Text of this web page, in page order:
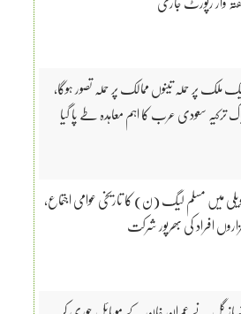
ملک پر حملہ تینوں ممالک پر حملہ تصور ہوگا،
ترکیہ سعودی عرب کا اہم معاہدہ طے پا گیا
میں مسلم لیگ (ن) کا تاریخی عوامی اجتماع،
افراد کی بھرپور شرکت